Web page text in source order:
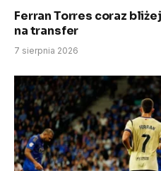
Ferran Torres coraz
na transfer
7 sierpnia 2026